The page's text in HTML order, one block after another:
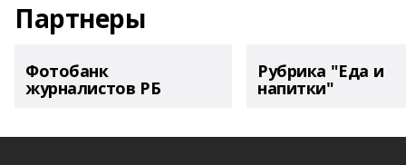
Партнеры
Фотобанк
журналистов РБ
Рубрика "Еда и
напитки"